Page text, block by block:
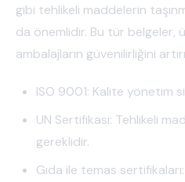
gibi tehlikeli maddelerin
da önemlidir. Bu tür belgeler,
ambalajların güvenilirliğini
ISO 9001: Kalite yönetim
UN Sertifikası: Tehlikeli
gereklidir.
Gıda ile temas